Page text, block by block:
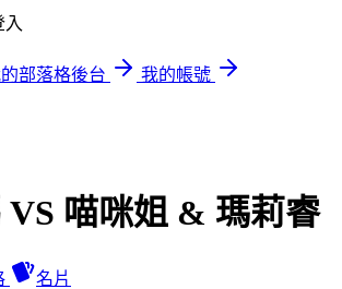
入
部落格後台
我的帳號
VS 喵咪姐 & 瑪莉睿
名片